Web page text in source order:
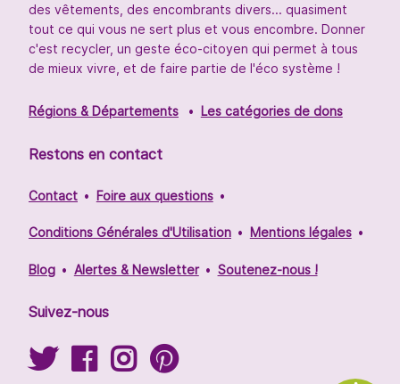
des vêtements, des encombrants divers... quasiment
tout ce qui vous ne sert plus et vous encombre. Donner
c'est recycler, un geste éco-citoyen qui permet à tous
de mieux vivre, et de faire partie de l'éco système !
Régions & Départements Les catégories de dons
Restons en contact
Contact Foire aux questions
Conditions Générales d'Utilisation Mentions légales
Blog Alertes & Newsletter Soutenez-nous !
Suivez-nous